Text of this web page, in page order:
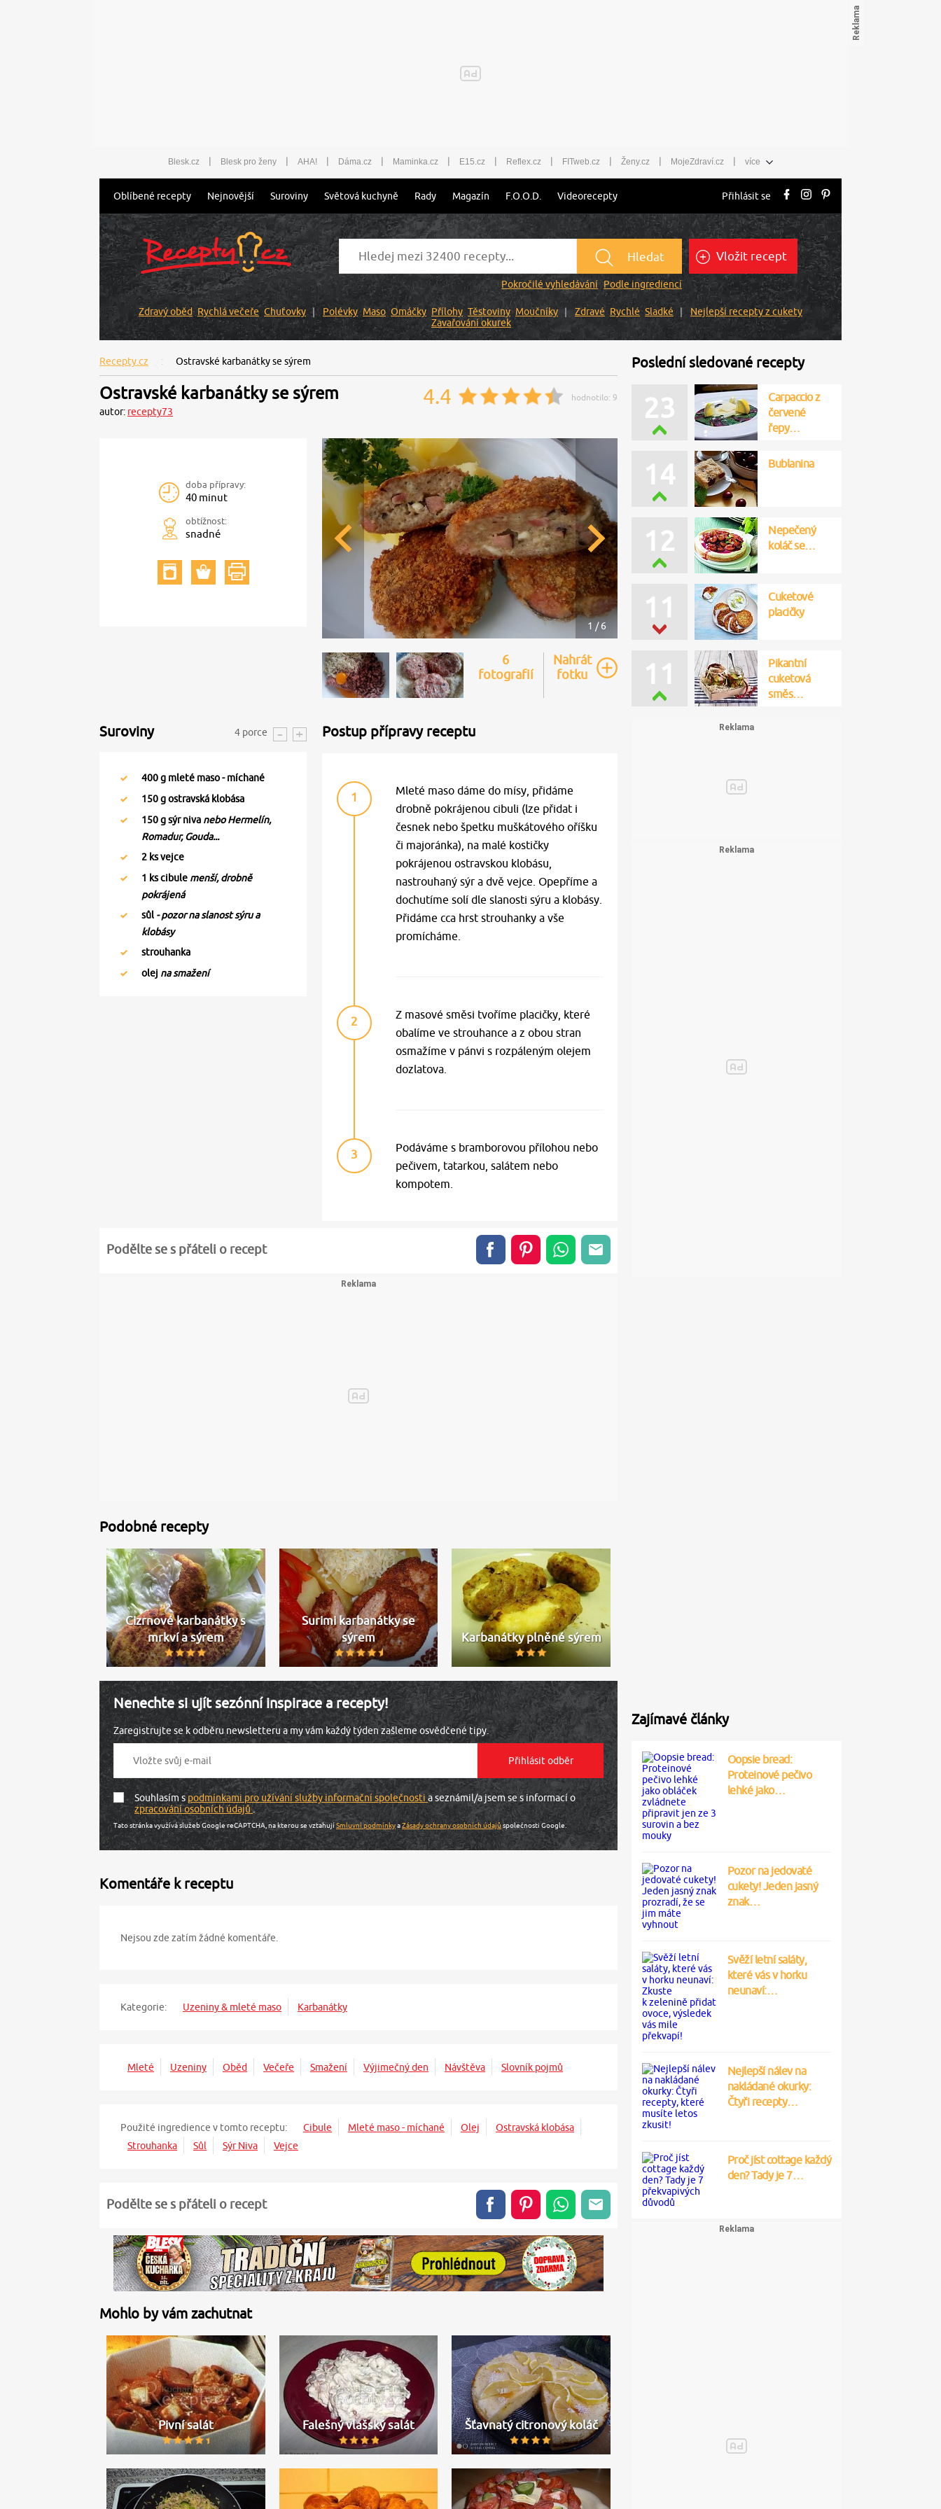
Blesk.cz | Blesk pro ženy | AHA! | Dáma.cz | Maminka.cz | E15.cz | Reflex.cz | FITweb.cz | Ženy.cz | MojeZdraví.cz | více
Oblíbené recepty Nejnovější Suroviny Světová kuchyně Rady Magazín F.O.O.D. Videorecepty Přihlásit se
Hledat
Pokročilé vyhledávání Podle ingrediencí
Vložit recept
Zdravý oběd Rychlá večeře Chuťovky Polévky Maso Omáčky Přílohy Těstoviny Moučníky Zdravé Rychlé Sladké
Nejlepší recepty z cukety
Zavařování okurek
Recepty.cz Ostravské karbanátky se sýrem
Ostravské karbanátky se sýrem
autor: recepty73
4.4 hodnotilo: 9
doba přípravy:
40 minut
obtížnost:
snadné
1 / 6
6
fotografií
Nahrát
fotku
Suroviny 4 porce
400g mleté maso - míchané
150g ostravská klobása
150g sýr niva nebo Hermelín,
Romadur, Gouda...
2 ks vejce
1 ks cibule menší, drobně
pokrájená
sůl - pozor na slanost sýru a
klobásy
strouhanka
olej na smažení
Postup přípravy receptu
1
Mleté maso dáme do mísy, přidáme
drobně pokrájenou cibuli (lze přidat i
česnek nebo špetku muškátového oříšku
či majoránka), na malé kostičky
pokrájenou ostravskou klobásu,
nastrouhaný sýr a dvě vejce. Opepříme a
dochutíme solí dle slanosti sýru a klobásy.
Přidáme cca hrst strouhanky a vše
promícháme.
2
Z masové směsi tvoříme placičky, které
obalíme ve strouhance a z obou stran
osmažíme v pánvi s rozpáleným olejem
dozlatova.
3
Podáváme s bramborovou přílohou nebo
pečivem, tatarkou, salátem nebo
kompotem.
Podělte se s přáteli o recept
Podobné recepty
Cizrnové karbanátky s
mrkví a sýrem
Surimi karbanátky se
sýrem
Karbanátky plněné sýrem
Nenechte si ujít sezónní inspirace a recepty!
Zaregistrujte se k odběru newsletteru a my vám každý týden zašleme osvědčené tipy.
Souhlasím spodmínkami pro užívání služby informační společnosti a seznámil/a jsem se s informací o
zpracování osobních údajů.
Tato stránka využívá služeb Google reCAPTCHA, na kterou se vztahujíSmluvní podmínkyaZásady ochrany osobních údajůspolečnosti Google.
Komentáře k receptu
Nejsou zde zatím žádné komentáře.
Kategorie: Uzeniny & mleté maso Karbanátky
Mleté Uzeniny Oběd Večeře Smažení Výjimečný den Návštěva Slovník pojmů
Použité ingredience v tomto receptu: Cibule Mleté maso - míchané Olej
Ostravská klobása
Strouhanka
Sůl Sýr Niva Vejce
Podělte se s přáteli o recept
Mohlo by vám zachutnat
Pivní salát Falešný vlašský salát Šťavnatý citronový koláč
Poslední sledované recepty
23
Carpaccio z
červené
řepy…
12
Nepečený
koláč se…
11
Cuketové
placičky
11
Pikantní
cuketová
směs…
14 Bublanina
Zajímavé články
Oopsie bread:
Proteinové pečivo
lehké jako…
Pozor na jedovaté
cukety! Jeden jasný
znak…
Svěží letní saláty,
které vás v horku
neunaví:…
Nejlepší nálev na
nakládané okurky:
Čtyři recepty…
Proč jíst cottage každý
den? Tady je 7…